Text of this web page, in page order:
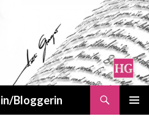
Bloggerin